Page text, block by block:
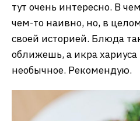
тут очень интересно. В
чем-то наивно, но, в
своей историей. Блюда
оближешь, а икра хариуса
необычное. Рекомендую.